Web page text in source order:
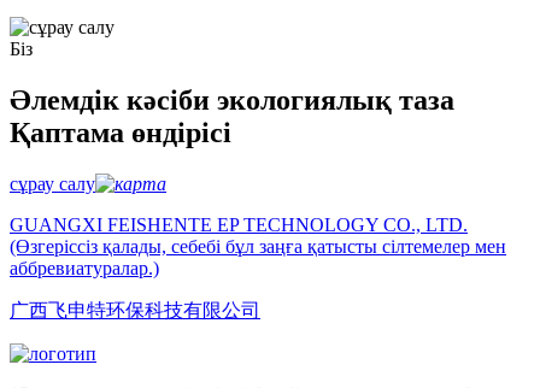
Біз
Әлемдік кәсіби экологиялық таза
Қаптама өндірісі
сұрау салу
GUANGXI FEISHENTE EP TECHNOLOGY CO., LTD.
(Өзгеріссіз қалады, себебі бұл заңға қатысты сілтемелер мен
аббревиатуралар.)
广西飞申特环保科技有限公司